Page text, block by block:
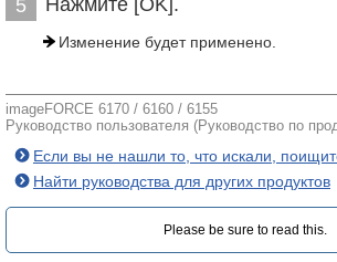
5 Нажмите [OK].
Изменение будет применено.
imageFORCE 6170 / 6160 / 6155
Руководство пользователя (Руководство по
Если вы не нашли то, что искали,
Найти руководства для других продуктов
Please be sure to read this.‎